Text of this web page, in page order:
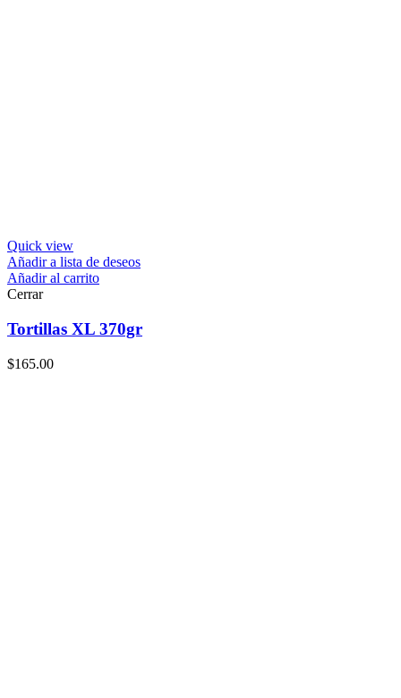
Quick view
Añadir a lista de deseos
Añadir al carrito
Cerrar
Tortillas XL 370gr
$165.00